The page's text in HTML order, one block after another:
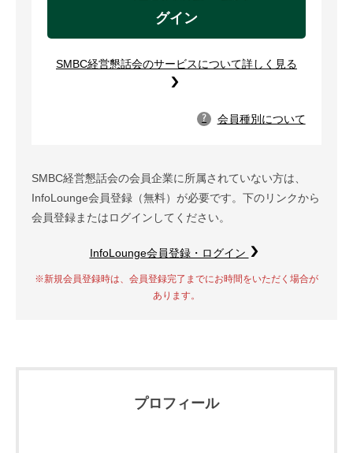
グイン
SMBC経営懇話会のサービスについて詳しく見る
? 会員種別について
SMBC経営懇話会の会員企業に所属されていない方は、
InfoLounge会員登録（無料）が必要です。下のリンクから
会員登録またはログインしてください。
InfoLounge会員登録・ログイン
※新規会員登録時は、会員登録完了までにお時間をいただく場合が
あります。
プロフィール